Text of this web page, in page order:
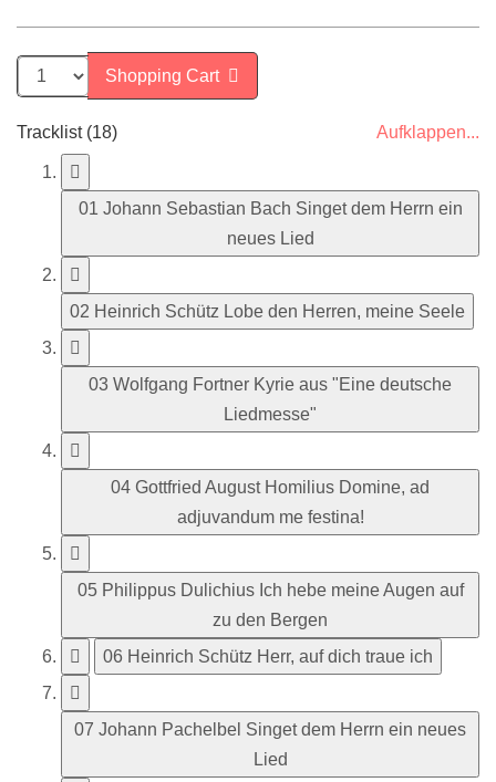
Shopping Cart
Tracklist (18) Aufklappen...
01 Johann Sebastian Bach Singet dem Herrn ein
neues Lied
02 Heinrich Schütz Lobe den Herren, meine Seele
03 Wolfgang Fortner Kyrie aus "Eine deutsche
Liedmesse"
04 Gottfried August Homilius Domine, ad
adjuvandum me festina!
05 Philippus Dulichius Ich hebe meine Augen auf
zu den Bergen
06 Heinrich Schütz Herr, auf dich traue ich
07 Johann Pachelbel Singet dem Herrn ein neues
Lied